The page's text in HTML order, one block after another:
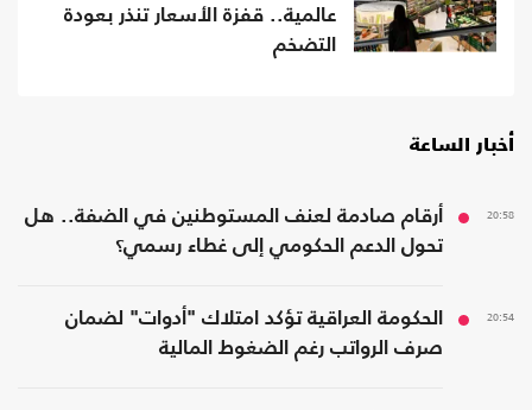
عالمية.. قفزة الأسعار تنذر بعودة
التضخم
أخبار الساعة
20:58
أرقام صادمة لعنف المستوطنين في الضفة.. هل
تحول الدعم الحكومي إلى غطاء رسمي؟
20:54
الحكومة العراقية تؤكد امتلاك "أدوات" لضمان
صرف الرواتب رغم الضغوط المالية